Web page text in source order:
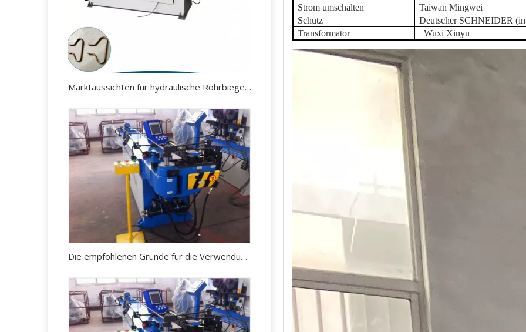
Marktaussichten für hydraulische Rohrbiegemaschinen.
Die empfohlenen Gründe für die Verwendung einer hydraulischen Rohrbiegemaschine
Strom umschalten
Taiwan Mingwei
Schütz
Deutscher SCHNEIDER
Transformator
Wuxi Xinyu